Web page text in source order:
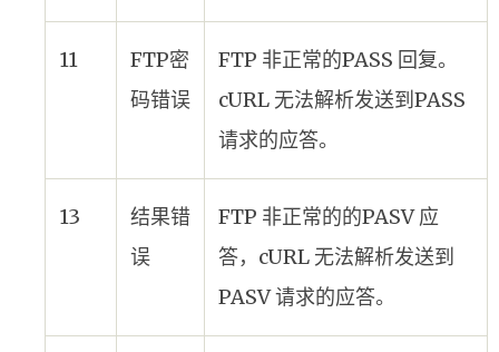
11
FTP密
码错误
FTP 非正常的PASS 回复。
cURL 无法解析发送到PASS
请求的应答。
13
结果错
误
FTP 非正常的的PASV 应
答，cURL 无法解析发送到
PASV 请求的应答。